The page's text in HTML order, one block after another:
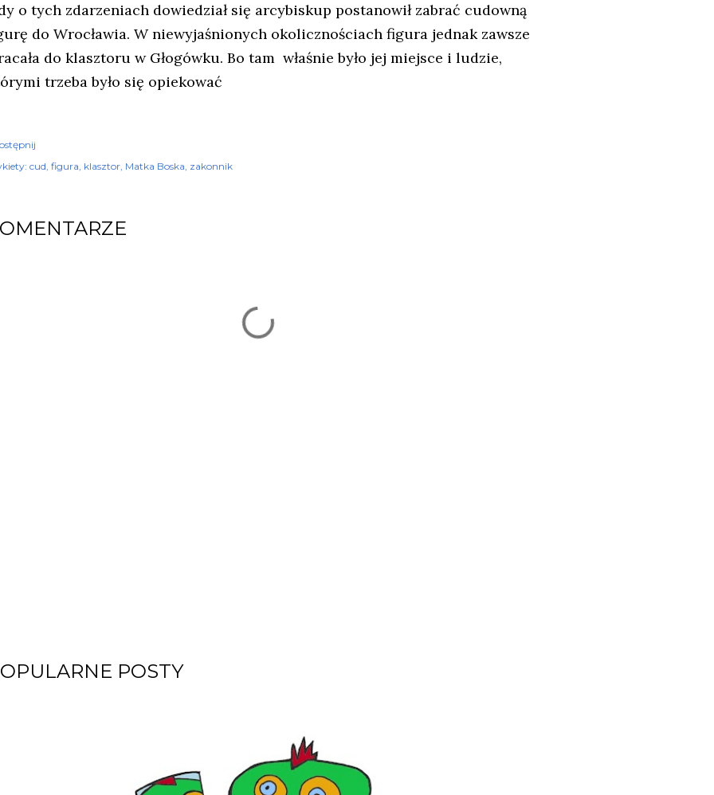
o tych zdarzeniach dowiedział się arcybiskup postanowił zabrać cudowną
do Wrocławia. W niewyjaśnionych okolicznościach figura jednak zawsze
do klasztoru w Głogówku. Bo tam właśnie było jej miejsce i ludzie,
trzeba było się opiekować
cud figura klasztor Matka Boska zakonnik
POSTY